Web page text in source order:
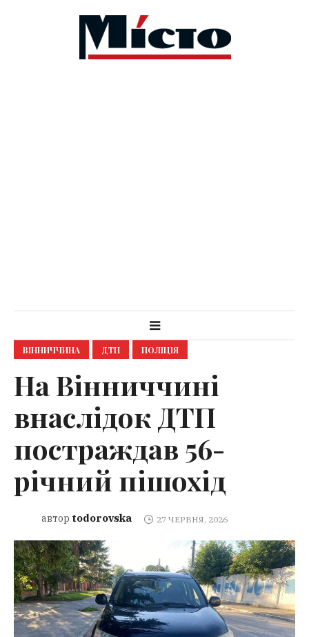
ВІННИЧЧИНА ДТП ПОЛІЦІЯ
На Вінниччині
внаслідок ДТП
постраждав 56-
річний пішохід
автор todorovska 27 ЧЕРВНЯ, 2026